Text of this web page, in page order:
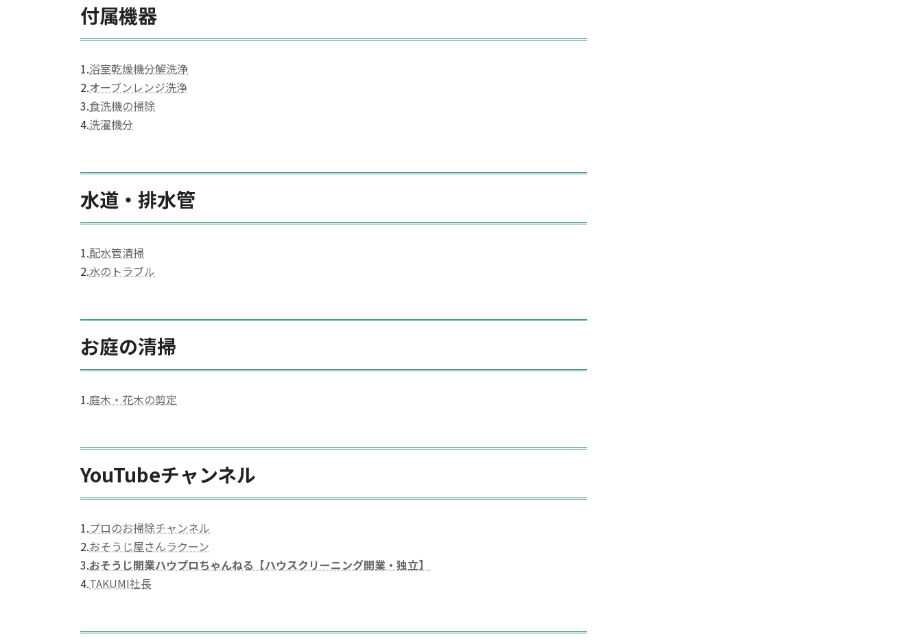
付属機器
1.浴室乾燥機分解洗浄
2.オーブンレンジ洗浄
3.食洗機の掃除
4.洗濯機分
水道・排水管
1.配水管清掃
2.水のトラブル
お庭の清掃
1.庭木・花木の剪定
YouTubeチャンネル
1.プロのお掃除チャンネル
2.おそうじ屋さんラクーン
3.おそうじ開業ハウプロちゃんねる【ハウスクリーニング開業・独立】
4.TAKUMI社長